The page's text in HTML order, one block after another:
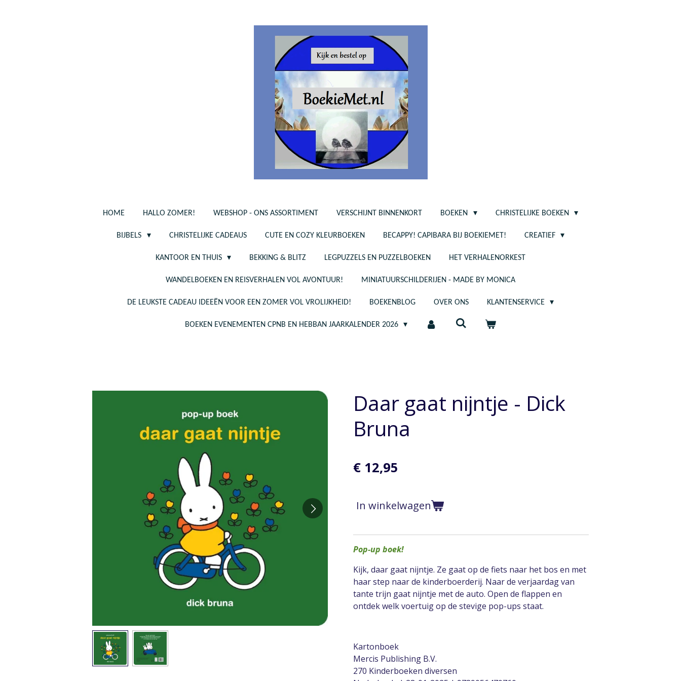
HOME HALLO ZOMER! WEBSHOP - ONS ASSORTIMENT VERSCHIJNT BINNENKORT BOEKEN CHRISTELIJKE BOEKEN
BIJBELS CHRISTELIJKE CADEAUS CUTE EN COZY KLEURBOEKEN BECAPPY! CAPIBARA BIJ BOEKIEMET! CREATIEF
KANTOOR EN THUIS BEKKING & BLITZ LEGPUZZELS EN PUZZELBOEKEN HET VERHALENORKEST
WANDELBOEKEN EN REISVERHALEN VOL AVONTUUR! MINIATUURSCHILDERIJEN - MADE BY MONICA
DE LEUKSTE CADEAU IDEEËN VOOR EEN ZOMER VOL VROLIJKHEID! BOEKENBLOG OVER ONS KLANTENSERVICE
BOEKEN EVENEMENTEN CPNB EN HEBBAN JAARKALENDER 2026
Daar gaat nijntje - Dick
Bruna
€ 12,95
In winkelwagen
Pop-up boek!
Kijk, daar gaat nijntje. Ze gaat op de fiets naar het bos en met
haar step naar de kinderboerderij. Naar de verjaardag van
tante trijn gaat nijntje met de auto. Open de flappen en
ontdek welk voertuig op de stevige pop-ups staat.
Kartonboek
Mercis Publishing B.V.
270 Kinderboeken diversen